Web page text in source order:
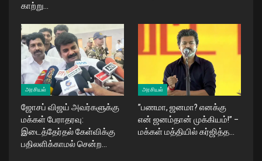
காற்று…
அரசியல்
ஜோசப் விஜய் அவர்களுக்கு
மக்கள் பேராதரவு:
இடைத்தேர்தல் கேள்விக்கு
பதிலளிக்காமல் சென்ற…
அரசியல்
​”பணமா, ஜனமா? எனக்கு
என் ஜனம்தான் முக்கியம்!” –
மக்கள் மத்தியில் கர்ஜித்த…